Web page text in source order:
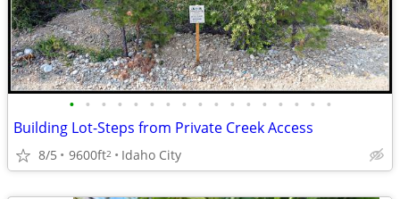
• • • • • • • • • • • • • • • • •
Building Lot-Steps from Private Creek Access
8/5 9600ft2 Idaho City